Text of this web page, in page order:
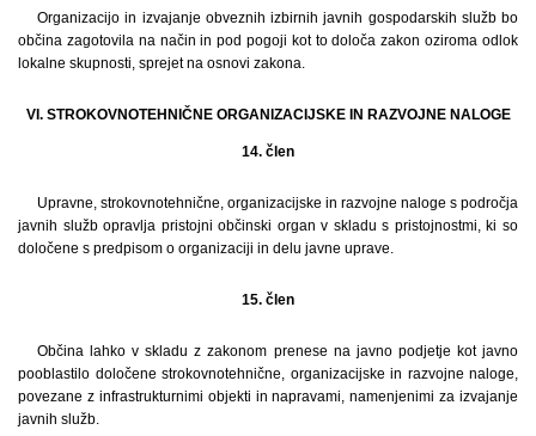
Organizacijo in izvajanje obveznih izbirnih javnih gospodarskih služb bo
občina zagotovila na način in pod pogoji kot to določa zakon oziroma odlok
lokalne skupnosti, sprejet na osnovi zakona.
VI. STROKOVNOTEHNIČNE ORGANIZACIJSKE IN RAZVOJNE NALOGE
14. člen
Upravne, strokovnotehnične, organizacijske in razvojne naloge s področja
javnih služb opravlja pristojni občinski organ v skladu s pristojnostmi, ki so
določene s predpisom o organizaciji in delu javne uprave.
15. člen
Občina lahko v skladu z zakonom prenese na javno podjetje kot javno
pooblastilo določene strokovnotehnične, organizacijske in razvojne naloge,
povezane z infrastrukturnimi objekti in napravami, namenjenimi za izvajanje
javnih služb.